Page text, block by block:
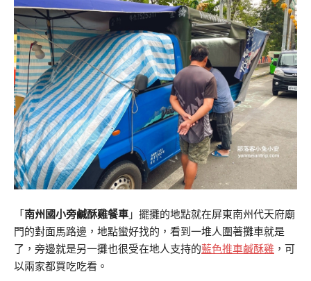
「 南州國小旁鹹酥雞餐車 」擺攤的地點就在屏東南州代天府廟
門的對面馬路邊，地點蠻好找的，看到一堆人圍著攤車就是
了，旁邊就是另一攤也很受在地人支持的藍色推車鹹酥雞 ，可
以兩家都買吃吃看。